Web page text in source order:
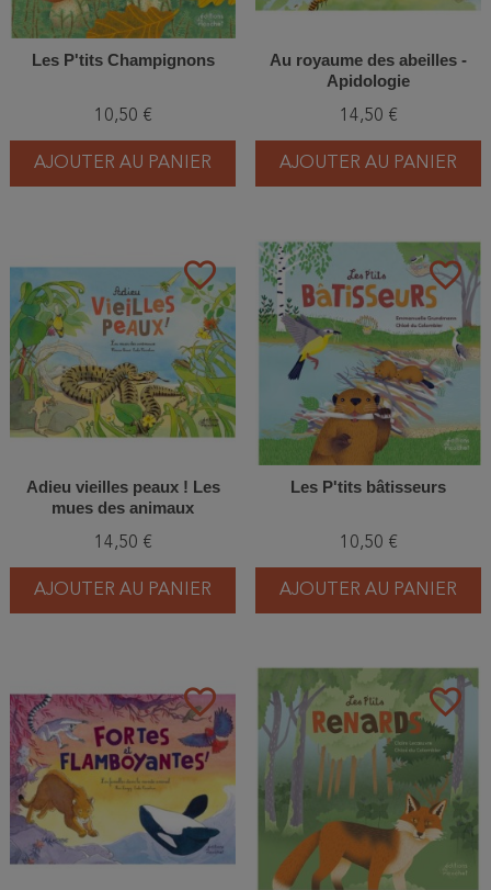
Les P'tits Champignons
10,50 €
AJOUTER AU PANIER
Au royaume des abeilles -
Apidologie
14,50 €
AJOUTER AU PANIER
favorite_border
Adieu vieilles peaux ! Les
mues des animaux
14,50 €
AJOUTER AU PANIER
favorite_border
Les P'tits bâtisseurs
10,50 €
AJOUTER AU PANIER
favorite_border favorite_border